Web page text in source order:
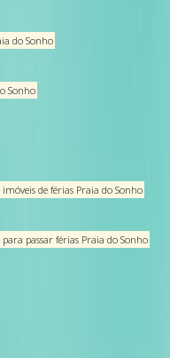
do Sonho
Sonho
imóveis de férias Praia do Sonho
para passar férias Praia do Sonho